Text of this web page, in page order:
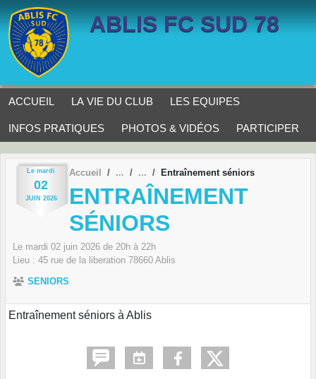
ABLIS FC SUD 78
ACCUEIL LA VIE DU CLUB LES EQUIPES
INFOS PRATIQUES PHOTOS & VIDÉOS PARTICIPER
Le mardi
02
JUIN 2026
Accueil Entraînement séniors
ENTRAÎNEMENT
SÉNIORS
Le mardi 02 juin 2026 de 20h à 22h
Lieu : 45 rue de la liberation 78660 Ablis
SENIORS
Entraînement séniors à Ablis
Panneau de gestion des cookies